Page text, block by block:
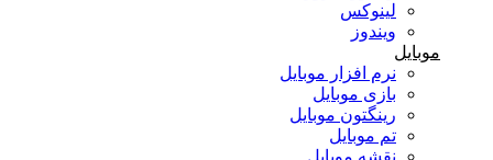
لینوکس
ویندوز
موبایل
نرم افزار موبایل
بازی موبایل
رینگتون موبایل
تم موبایل
نقشه موبایل